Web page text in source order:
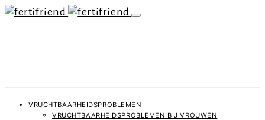
VRUCHTBAARHEIDSPROBLEMEN
VRUCHTBAARHEIDSPROBLEMEN BIJ VROUWEN